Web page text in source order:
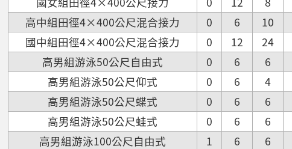
高中組田徑4×400公尺混合接力
0 6 10
國中組田徑4×400公尺混合接力
0 12 24
高男組游泳50公尺自由式
0 6 6
高男組游泳50公尺仰式
0 6 4
高男組游泳50公尺蝶式
0 6 6
高男組游泳50公尺蛙式
0 6 6
高男組游泳100公尺自由式
1 6 6